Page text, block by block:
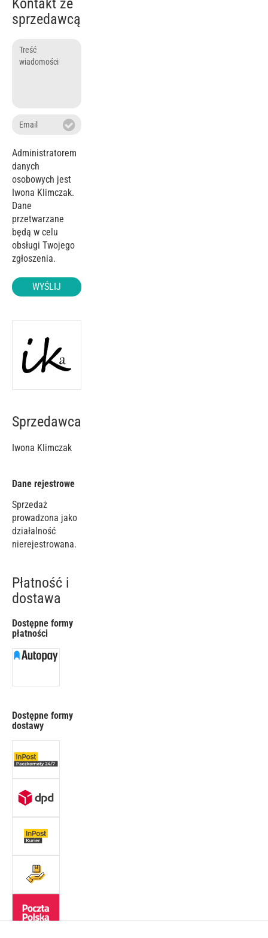
Kontakt ze
sprzedawcą
Treść
wiadomości
Email
Administratorem
danych
osobowych jest
Iwona Klimczak.
Dane
przetwarzane
będą w celu
obsługi Twojego
zgłoszenia.
WYŚLIJ
Sprzedawca
Iwona Klimczak
Dane rejestrowe
Sprzedaż
prowadzona jako
działalność
nierejestrowana.
Płatność i
dostawa
Dostępne formy
płatności
Dostępne formy
dostawy